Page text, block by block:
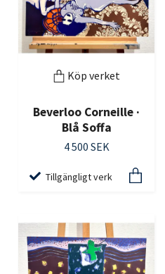
Köp verket
Beverloo Corneille ·
Blå Soffa
4 500 SEK
Tillgängligt verk